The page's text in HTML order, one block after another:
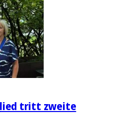
tritt zweite